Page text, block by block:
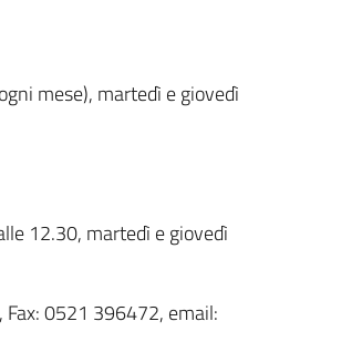
mese), martedì e giovedì
12.30, martedì e giovedì
0521 396472, email: